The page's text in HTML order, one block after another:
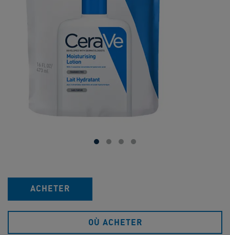
ACHETER
OÙ ACHETER